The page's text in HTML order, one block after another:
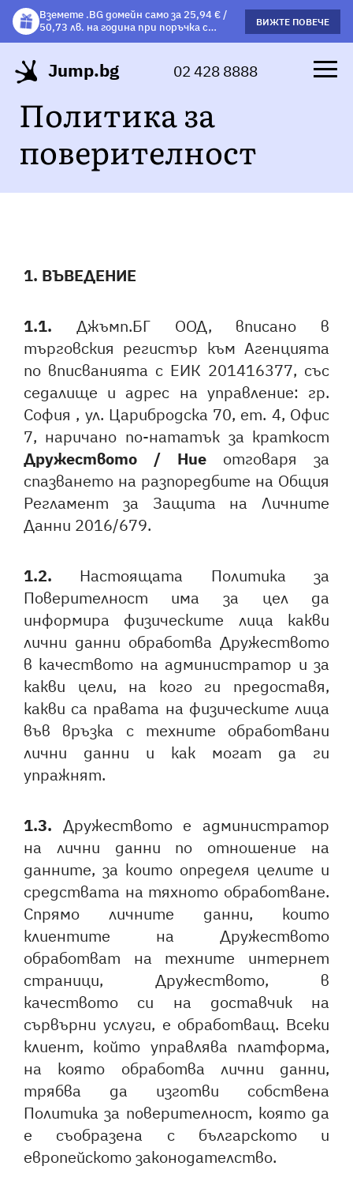
Вземете .BG домейн само за 25,94 € /
50,73 лв. на година при поръчка с
хостинг.
ВИЖТЕ ПОВЕЧЕ
Вземете подарък чаша с избрани
хостинг планове!
ВИЖΤΕ ПОВЕЧЕ
Jump.bg 02 428 8888
Политика за
поверителност
1. ВЪВЕДЕНИЕ
1.1. Джъмп.БГ ООД, вписано в
търговския регистър към Агенцията
по вписванията с ЕИК 201416377, със
седалище и адрес на управление: гр.
София , ул. Царибродска 70, ет. 4, Офис
7, наричано по-нататък за краткост
Дружеството / Ние отговаря за
спазването на разпоредбите на Общия
Регламент за Защита на Личните
Данни 2016/679.
1.2. Настоящата Политика за
Поверителност има за цел да
информира физическите лица какви
лични данни обработва Дружеството
в качеството на администратор и за
какви цели, на кого ги предоставя,
какви са правата на физическите лица
във връзка с техните обработвани
лични данни и как могат да ги
упражнят.
1.3. Дружеството е администратор
на лични данни по отношение на
данните, за които определя целите и
средствата на тяхното обработване.
Спрямо личните данни, които
клиентите на Дружеството
обработват на техните интернет
страници, Дружеството, в
качеството си на доставчик на
сървърни услуги, е обработващ. Всеки
клиент, който управлява платформа,
на която обработва лични данни,
трябва да изготви собствена
Политика за поверителност, която да
е съобразена с българското и
европейското законодателство.